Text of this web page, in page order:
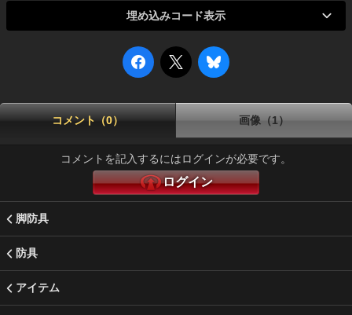
埋め込みコード表示
コメント（0） 画像（1）
コメントを記入するにはログインが必要です。
ログイン
脚防具
防具
アイテム